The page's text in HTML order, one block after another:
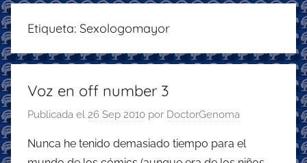
del
podcasting
recomendaciones
disfrutar
podcastfera
Etiqueta: Sexologomayor
Voz en off number 3
Publicada el 26 Sep 2010 por DoctorGenoma
Nunca he tenido demasiado tiempo para el